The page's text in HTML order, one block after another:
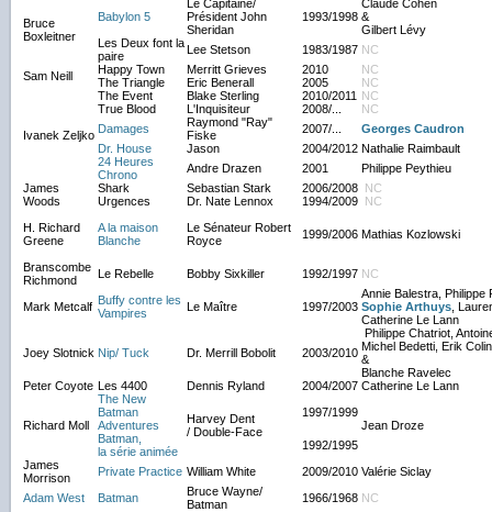
Bruce
Boxleitner
Babylon 5
Le Capitaine/
Président John
Sheridan
1993/1998
Claude Cohen
&
Gilbert Lévy
Les Deux font la
paire
Lee Stetson 1983/1987 NC
Sam Neill
Happy Town Merritt Grieves 2010
NC
The Triangle
Eric Benerall 2005 NC
Ivanek Zeljko
The Event Blake Sterling 2010/2011 NC
True Blood
L'Inquisiteur 2008/...
NC
Damages
Raymond "Ray"
Fiske
2007/...
Georges Caudron
Dr. House
Jason 2004/2012 Nathalie Raimbault
24 Heures
Chrono
Andre Drazen 2001
Philippe Peythieu
James
Woods
Shark Sebastian Stark 2006/2008 NC
Urgences
Dr. Nate Lennox 1994/2009 NC
H. Richard
Greene
A la maison
Blanche
Le Sénateur Robert
Royce
1999/2006 Mathias Kozlowski
Branscombe
Richmond
Le Rebelle Bobby Sixkiller 1992/1997 NC
Mark Metcalf Buffy contre les
Vampires
Le Maître 1997/2003
Annie Balestra, Philippe
Sophie Arthuys ,
Catherine Le Lann
Joey Slotnick Nip/ Tuck Dr. Merrill Bobolit 2003/2010
Philippe Chatriot,
Michel Bedetti, Erik Colin
&
Blanche Ravelec
Peter Coyote Les 4400 Dennis Ryland 2004/2007 Catherine Le Lann
Richard Moll
The New
Batman
Adventures
Harvey Dent
/ Double-Face
1997/1999
Jean Droze
Batman,
la série animée
1992/1995
James
Morrison
Private Practice William White 2009/2010 Valérie Siclay
Adam West
Batman
Bruce Wayne/
Batman
1966/1968 NC